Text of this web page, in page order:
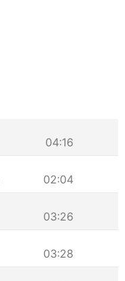
04:16
02:04
03:26
03:28